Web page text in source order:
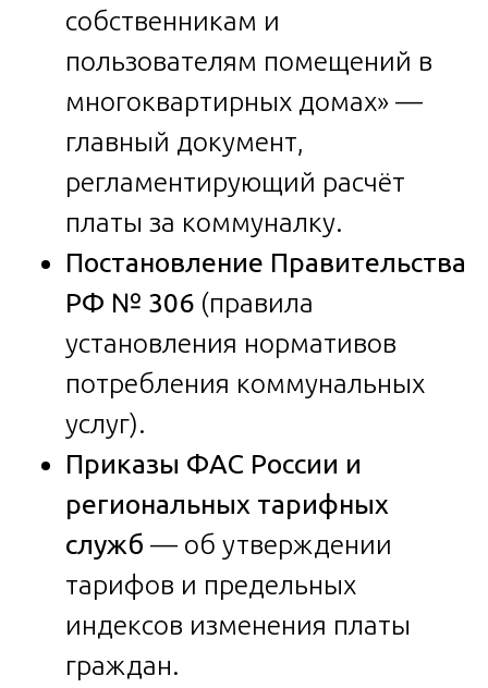
собственникам и
пользователям помещений в
многоквартирных домах» —
главный документ,
регламентирующий расчёт
платы за коммуналку.
Постановление Правительства
РФ № 306 (правила
установления нормативов
потребления коммунальных
услуг).
Приказы ФАС России и
региональных тарифных
служб — об утверждении
тарифов и предельных
индексов изменения платы
граждан.